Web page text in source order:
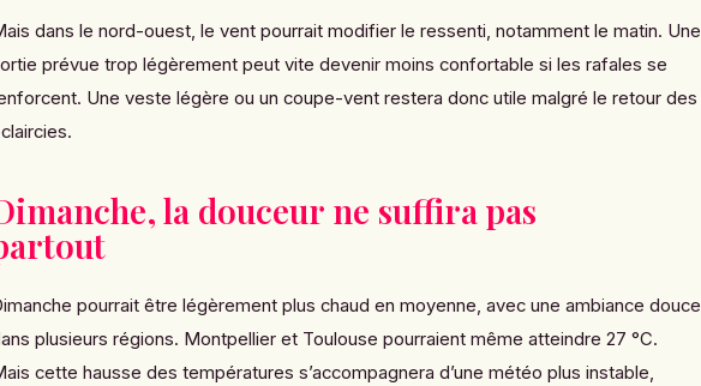
dans le nord-ouest, le vent pourrait modifier le ressenti, notamment le matin. Une
prévue trop légèrement peut vite devenir moins confortable si les rafales se
Une veste légère ou un coupe-vent restera donc utile malgré le retour des
la douceur ne suffira pas
pourrait être légèrement plus chaud en moyenne, avec une ambiance douce
plusieurs régions. Montpellier et Toulouse pourraient même atteindre 27 °C.
cette hausse des températures s’accompagnera d’une météo plus instable,